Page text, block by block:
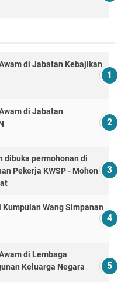
di Jabatan Kebajikan
di Jabatan
dibuka permohonan di
Pekerja KWSP - Mohon
Wang Simpanan
di Lembaga
Keluarga Negara